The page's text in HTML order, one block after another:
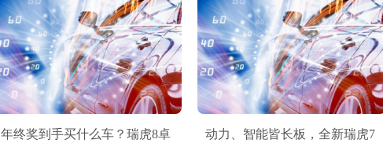
年终奖到手买什么车？瑞虎8卓
动力、智能皆长板，全新瑞虎7